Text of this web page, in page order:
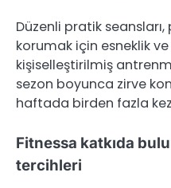
Düzenli pratik
korumak için esneklik
kişiselleştirilmiş
sezon boyunca zirve
haftada birden fazla
Fitnessa katkıda
tercihleri